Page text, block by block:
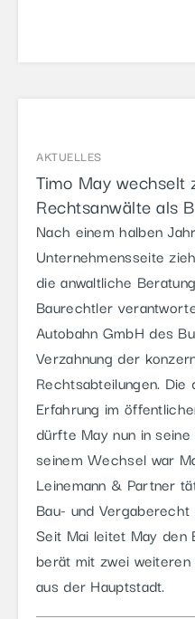
AKTUELLES
Timo May wechselt
Rechtsanwälte als
Nach einem halben
Unternehmensseite
die anwaltliche
Baurechtler
Autobahn GmbH des
Verzahnung der
Rechtsabteilungen. Die
Erfahrung im
dürfte May nun in
seinem Wechsel war
Leinemann & Partner
Bau- und
Seit Mai leitet May den
berät mit zwei
aus der Hauptstadt.